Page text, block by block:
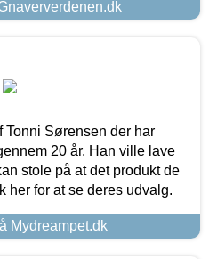
Tonni Sørensen der har
20 år. Han ville lave
stole på at det produkt de
her for at se deres udvalg.
Mydreampet.dk